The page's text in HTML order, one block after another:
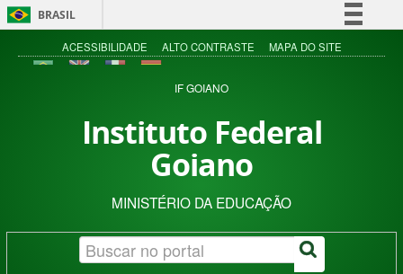
BRASIL
Simplifique!
Acesso à informação
ACESSIBILIDADE ALTO CONTRASTE MAPA DO SITE
IF GOIANO
Instituto Federal
Goiano
MINISTÉRIO DA EDUCAÇÃO